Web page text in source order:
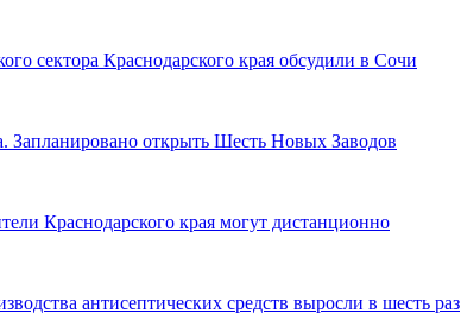
сектора Краснодарского края обсудили в Сочи
Запланировано открыть Шесть Новых Заводов
Краснодарского края могут дистанционно
антисептических средств выросли в шесть раз